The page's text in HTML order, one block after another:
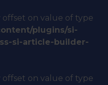
offset on value of type
plugins/si-
si-article-builder-
offset on value of type